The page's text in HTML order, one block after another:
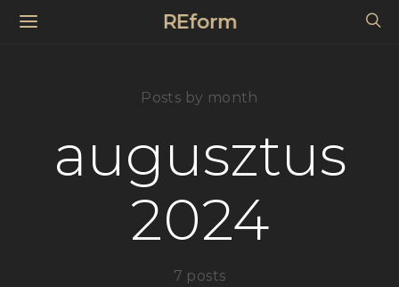
REform
Posts by month
augusztus
2024
7 posts